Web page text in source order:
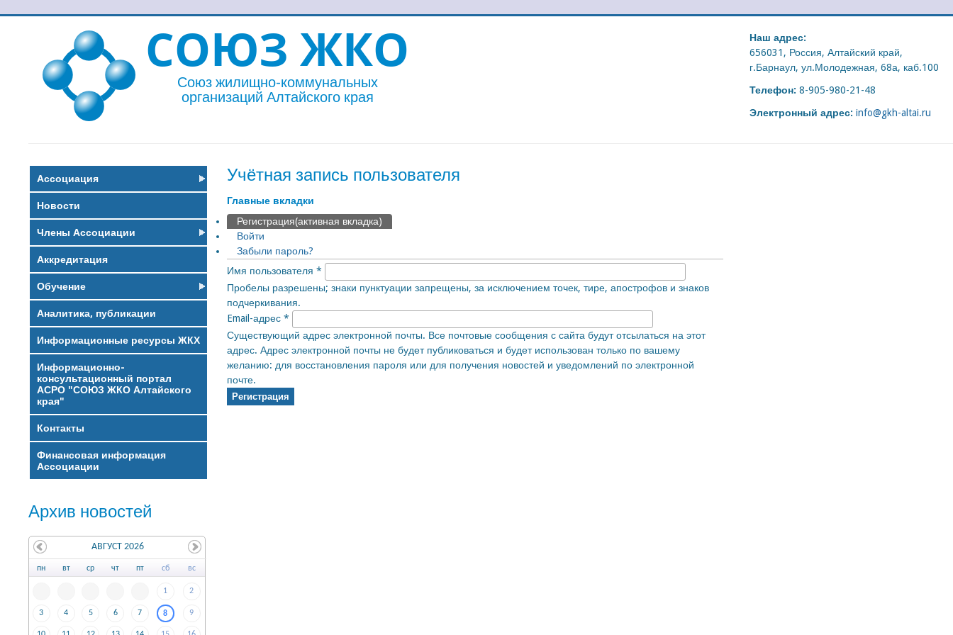
СОЮЗ ЖКО
Союз жилищно-коммунальных
организаций Алтайского края
Наш адрес:
656031, Россия, Алтайский край,
г.Барнаул, ул.Молодежная, 68а, каб.100
Телефон: 8-905-980-21-48
Электронный адрес: info@gkh-altai.ru
Ассоциация
Новости
Члены Ассоциации
Аккредитация
Обучение
Аналитика, публикации
Информационные ресурсы ЖКХ
Информационно-
консультационный портал
АСРО "СОЮЗ ЖКО Алтайского
края"
Контакты
Финансовая информация
Ассоциации
Архив новостей
пн вт ср чт пт сб вс
1 2
3 4 5 6 7 8 9
АВГУСТ 2026
Учётная запись пользователя
Главные вкладки
Регистрация(активная вкладка)
Войти
Забыли пароль?
Имя пользователя *
Пробелы разрешены; знаки пунктуации запрещены, за исключением точек, тире, апострофов и знаков
подчеркивания.
Email-адрес *
Существующий адрес электронной почты. Все почтовые сообщения с сайта будут отсылаться на этот
адрес. Адрес электронной почты не будет публиковаться и будет использован только по вашему
желанию: для восстановления пароля или для получения новостей и уведомлений по электронной
почте.